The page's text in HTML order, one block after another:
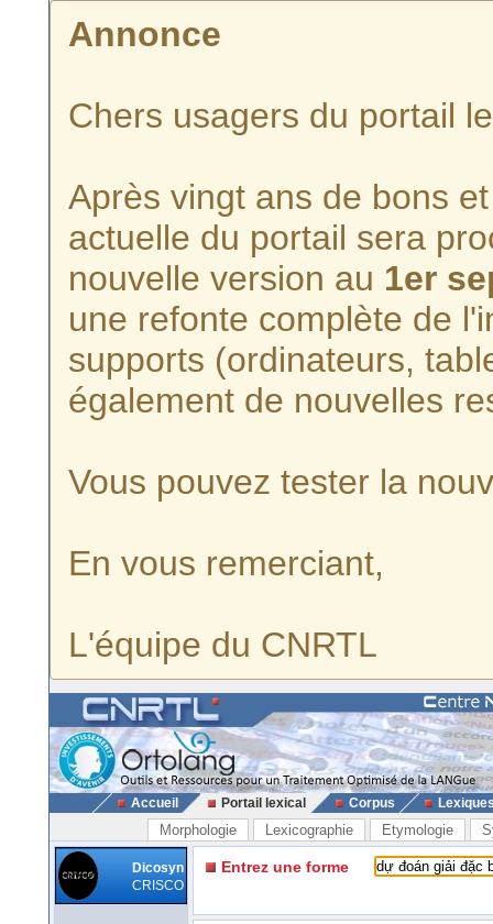
Annonce
Chers usagers du portail
Après vingt ans de bons
actuelle du portail sera
nouvelle version au 1er
une refonte complète de
supports (ordinateurs,
également de nouvelles
Vous pouvez tester la
En vous remerciant,
L'équipe du CNRTL
Accueil Portail lexical Corpus
Morphologie Lexicographie Etymologie
Dicosyn
CRISCO
Entrez une forme